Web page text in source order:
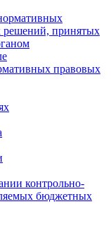
решений, принятых
правовых
контрольно-
бюджетных